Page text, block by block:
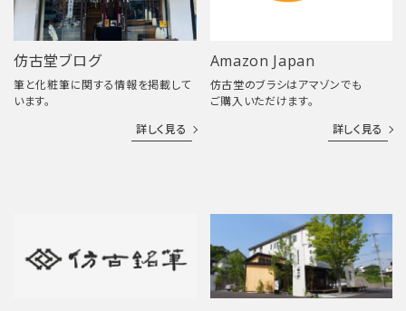
仿古堂ブログ
筆と化粧筆に関する情報を掲載して
います。
詳しく見る
Amazon Japan
仿古堂のブラシはアマゾンでも
ご購入いただけます。
詳しく見る